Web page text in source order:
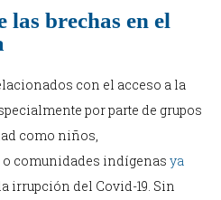
brechas en el
con el acceso a la
por parte de grupos
como niños,
comunidades indígenas ya
irrupción del Covid-19. Sin